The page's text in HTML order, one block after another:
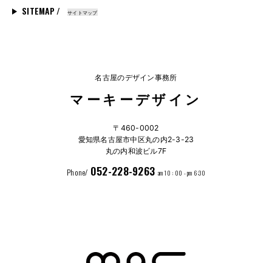
SITEMAP / サイトマップ
名古屋のデザイン事務所
マーキーデザイン
〒460-0002
愛知県名古屋市中区丸の内2-3-23
丸の内和波ビル7F
Phone/ 052-228-9263 am 10 : 00 - pm 6:30